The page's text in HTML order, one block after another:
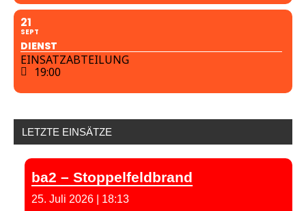
21
SEPT
DIENST
EINSATZABTEILUNG
19:00
LETZTE EINSÄTZE
ba2 – Stoppelfeldbrand
25. Juli 2026
18:13